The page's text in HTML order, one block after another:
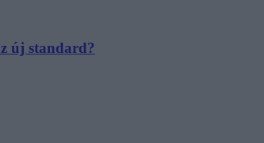
új standard?